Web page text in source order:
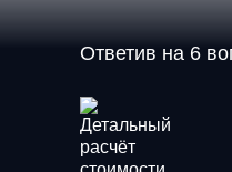
Ответив на 6